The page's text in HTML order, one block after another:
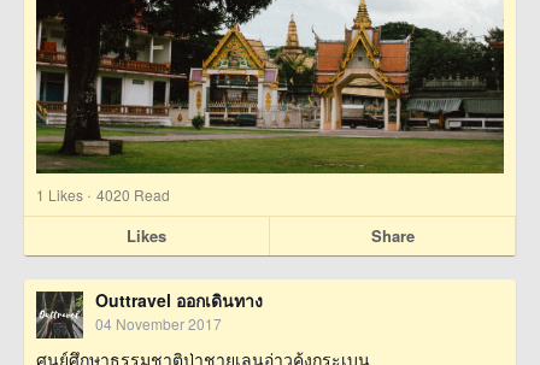
1 Likes · 4020 Read
Likes Share
Outtravel ออกเดินทาง
04 November 2017
ศูนย์ศึกษาธรรมชาติป่าชายเลนอ่าวคุ้งกระเบน